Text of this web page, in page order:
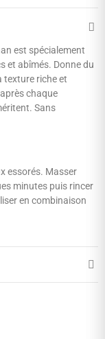
est spécialement
et abîmés. Donne du
texture riche et
chaque
Sans
essorés. Masser
minutes puis rincer
en combinaison